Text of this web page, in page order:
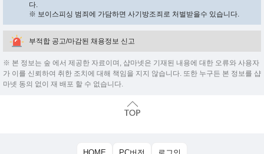
다.
※ 보이스피싱 범죄에 가담하면 사기방조죄로 처벌받을수 있습니다.
부적합 공고/마감된 채용정보 신고
※ 본 정보는 숲 에서 제공한 자료이며, 샵마넷은 기재된 내용에 대한 오류와 사용자
가 이를 신뢰하여 취한 조치에 대해 책임을 지지 않습니다. 또한 누구든 본 정보를 샵
마넷 동의 없이 재 배포 할 수 없습니다.